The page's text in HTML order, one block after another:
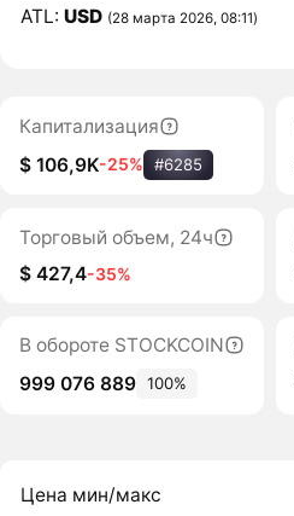
ATL:USD (28 марта 2026, 08:11)
Капитализация
$ 106,9K-25% #6285
Торговый объем, 24ч
$ 427,4-35%
В обороте STOCKCOIN
999 076 889 100%
Цена мин/макс